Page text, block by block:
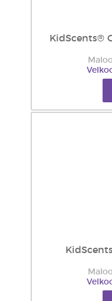
KidScents®